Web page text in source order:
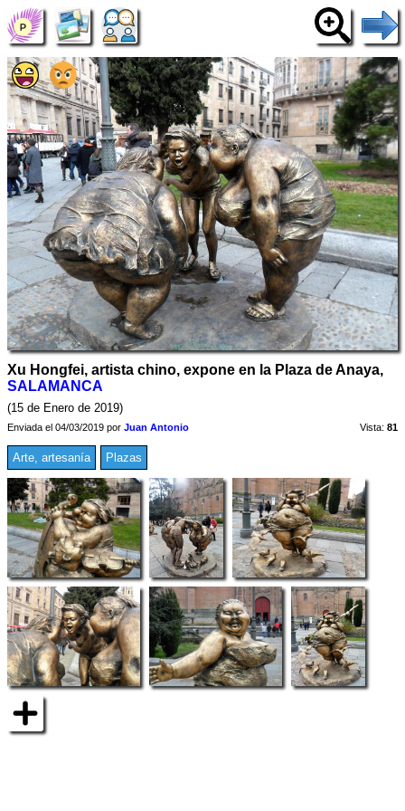
Xu Hongfei, artista chino, expone en la Plaza de Anaya,
SALAMANCA
(15 de Enero de 2019)
Enviada el 04/03/2019 por Juan Antonio Vista: 81
Arte, artesanía Plazas